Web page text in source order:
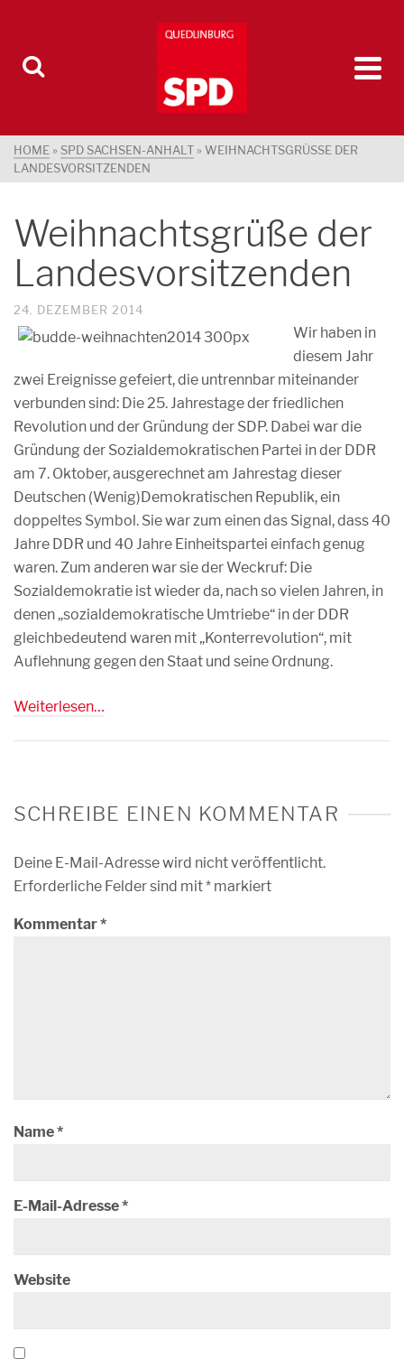
HOME » SPD SACHSEN-ANHALT » WEIHNACHTSGRÜSSE DER L
ANDESVORSITZENDEN
Weihnachtsgrüße der
Landesvorsitzenden
24. DEZEMBER 2014
Wir haben in
diesem Jahr
zwei Ereignisse gefeiert, die untrennbar miteinander
verbunden sind: Die 25. Jahrestage der friedlichen
Revolution und der Gründung der SDP. Dabei war die
Gründung der Sozialdemokratischen Partei in der DDR
am 7. Oktober, ausgerechnet am Jahrestag dieser
Deutschen (Wenig)Demokratischen Republik, ein
doppeltes Symbol. Sie war zum einen das Signal, dass 40
Jahre DDR und 40 Jahre Einheitspartei einfach genug
waren. Zum anderen war sie der Weckruf: Die
Sozialdemokratie ist wieder da, nach so vielen Jahren, in
denen „sozialdemokratische Umtriebe“ in der DDR
gleichbedeutend waren mit „Konterrevolution“, mit
Auflehnung gegen den Staat und seine Ordnung.
Weiterlesen…
SCHREIBE EINEN KOMMENTAR
Deine E-Mail-Adresse wird nicht veröffentlicht.
Erforderliche Felder sind mit* markiert
Kommentar*
Name*
E-Mail-Adresse*
Website